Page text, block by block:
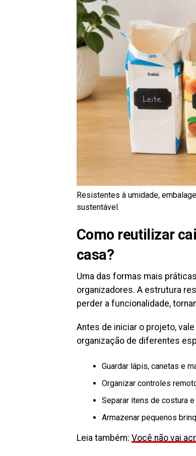
Resistentes à umidade,
sustentável.
Como reutilizar
casa?
Uma das formas mais
organizadores. A estrutura
perder a funcionalidade,
Antes de iniciar o projeto,
organização de diferentes
Guardar lápis, canetas e
Organizar controles
Separar itens de costura e
Armazenar pequenos
Leia também: Você não vai